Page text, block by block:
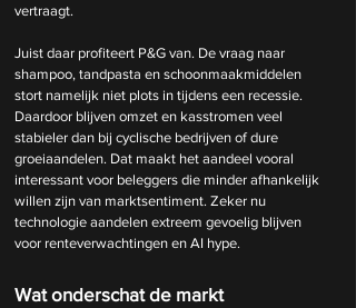
vertraagt.
Juist daar profiteert P&G van. De vraag naar
shampoo, tandpasta en schoonmaakmiddelen
stort namelijk niet plots in tijdens een recessie.
Daardoor blijven omzet en kasstromen veel
stabieler dan bij cyclische bedrijven of dure
groeiaandelen. Dat maakt het aandeel vooral
interessant voor beleggers die minder afhankelijk
willen zijn van marktsentiment. Zeker nu
technologie aandelen extreem gevoelig blijven
voor renteverwachtingen en AI hype.
Wat onderschat de markt